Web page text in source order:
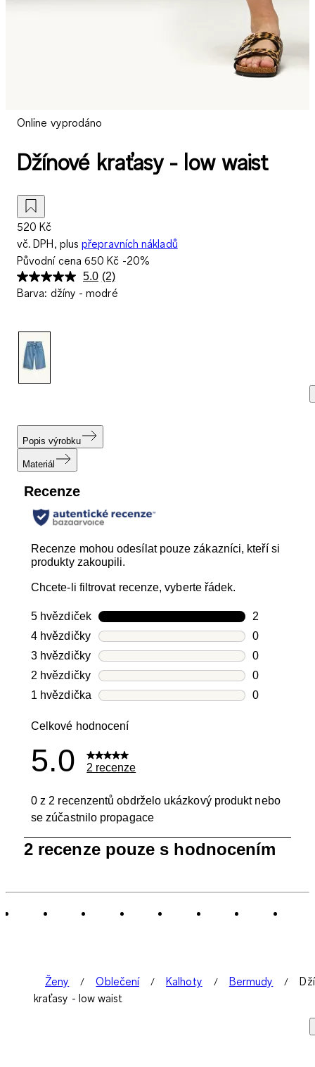
Online vyprodáno
Džínové kraťasy - low waist
520 Kč
vč. DPH, plus přepravních nákladů
Původní cena650 Kč -20%
5.0 Přečtěte
si
(2)
Barva: džíny - modré
Popis výrobku
Materiál
Recenze
Recenze mohou odesílat pouze zákazníci, kteří si
produkty zakoupili.
Chcete-li filtrovat recenze, vyberte řádek.
5 hvězdičekhvězdičky
2
Počet
4 hvězdičkyhvězdičky
0
Počet
3 hvězdičkyhvězdičky
0
Počet
2 hvězdičkyhvězdičky
0
Počet
1 hvězdičkahvězdičky
0
Celkové hodnocení
5.0 2 recenze
0 z 2 recenzentů obdrželo ukázkový produkt nebo
se zúčastnilo propagace
ze
2 recenze pouze s hodnocením
Ženy Oblečení Kalhoty Bermudy
kraťasy - low waist